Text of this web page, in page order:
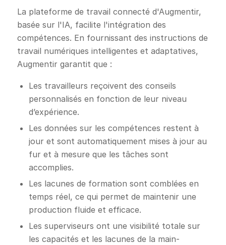
La plateforme de travail connecté d'Augmentir,
basée sur l'IA, facilite l'intégration des
compétences. En fournissant des instructions de
travail numériques intelligentes et adaptatives,
Augmentir garantit que :
Les travailleurs reçoivent des conseils
personnalisés en fonction de leur niveau
d’expérience.
Les données sur les compétences restent à
jour et sont automatiquement mises à jour au
fur et à mesure que les tâches sont
accomplies.
Les lacunes de formation sont comblées en
temps réel, ce qui permet de maintenir une
production fluide et efficace.
Les superviseurs ont une visibilité totale sur
les capacités et les lacunes de la main-